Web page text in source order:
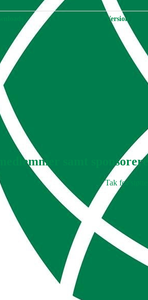
Version
samt sponsorere
Tak for støtten